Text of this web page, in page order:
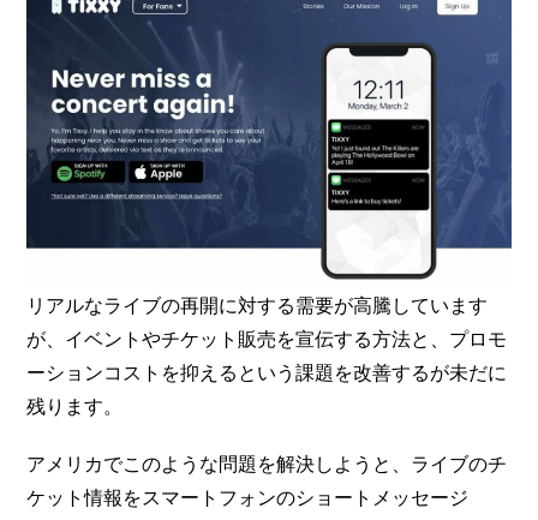
リアルなライブの再開に対する需要が高騰しています
が、イベントやチケット販売を宣伝する方法と、プロモ
ーションコストを抑えるという課題を改善するが未だに
残ります。
アメリカでこのような問題を解決しようと、ライブのチ
ケット情報をスマートフォンのショートメッセージ